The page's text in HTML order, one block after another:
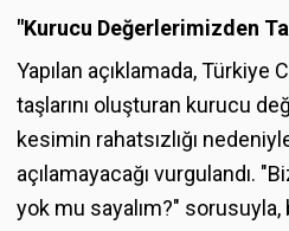
"Kurucu Değerlerimizden
Yapılan açıklamada, Türkiye
taşlarını oluşturan kurucu
kesimin rahatsızlığı
açılamayacağı vurgulandı.
yok mu sayalım?"